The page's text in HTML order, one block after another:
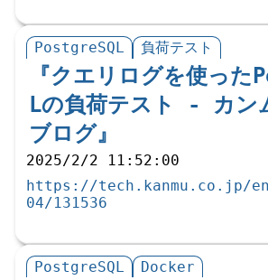
PostgreSQL 負荷テスト
『クエリログを使った
Lの負荷テスト - カン
ブログ』
2025/2/2 11:52:00
https://tech.kanmu.co.jp/
04/131536
PostgreSQL Docker